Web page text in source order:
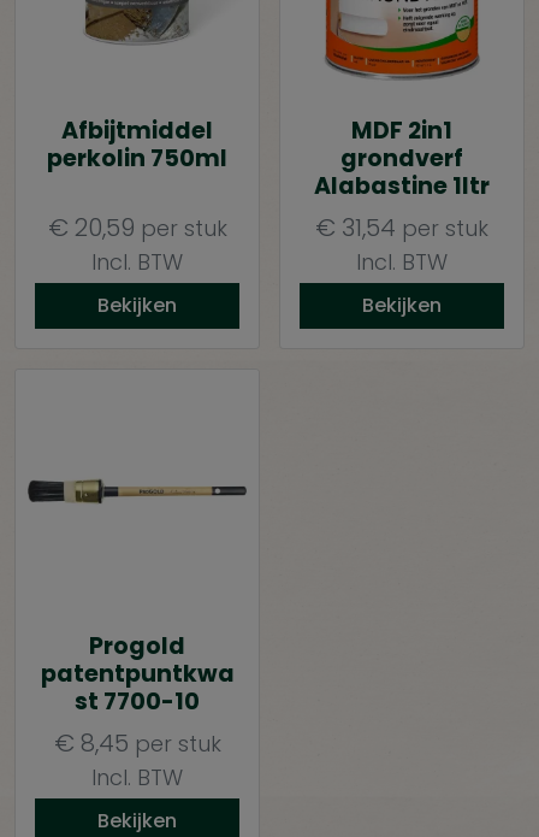
Afbijtmiddel
perkolin 750ml
€ 20,59 per stuk
Incl. BTW
Bekijken
MDF 2in1
grondverf
Alabastine 1ltr
€ 31,54 per stuk
Incl. BTW
Bekijken
Progold
patentpuntkwa
st 7700-10
€ 8,45 per stuk
Incl. BTW
Bekijken